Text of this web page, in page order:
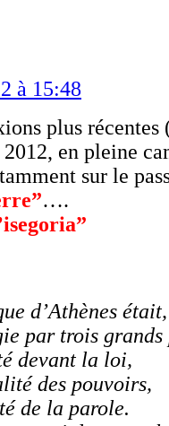
à 15:48
plus récentes
en pleine
sur le
….
d’Athènes
par trois
devant la loi,
des pouvoirs,
de la parole.